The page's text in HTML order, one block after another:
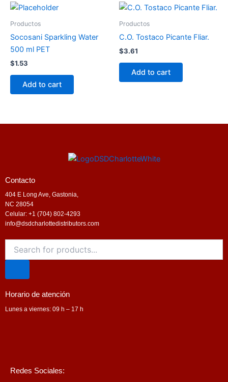
Productos
Socosani Sparkling Water
500 ml PET
$1.53
Add to cart
Productos
C.O. Tostaco Picante Fliar.
$3.61
Add to cart
Contacto
404 E Long Ave, Gastonia,
NC 28054
Celular: +1 (704) 802-4293
info@dsdcharlottedistributors.com
search
Horario de atención
Lunes a viernes: 09 h – 17 h
Redes Sociales: